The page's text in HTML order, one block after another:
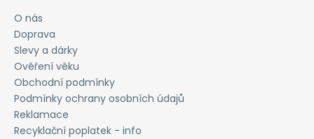
O nás
Doprava
Slevy a dárky
Ověření věku
Obchodní podmínky
Podmínky ochrany osobních údajů
Reklamace
Recyklační poplatek - info